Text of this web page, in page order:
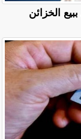
الخزائن